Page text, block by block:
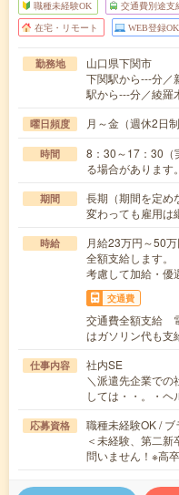
職種未経験OK 交通費別途支
在宅・リモート WEB登録OK
勤務地
山口県下関市
下関駅から---分／
駅から---分／綾羅
曜日頻度 月～金（週休2日制
時間
8：30～17：30（
る場合がありま
期間
長期（期間を定め
変わっても雇用は
時給
月給23万円～50
全額支給します
考慮して加給・優
交通費
交通費全額支給
はガソリン代も支
仕事内容
社内SE
＼派遣先企業での
しては・・。・
応募資格
職種未経験OK /
＜未経験、第二
問いません！※高